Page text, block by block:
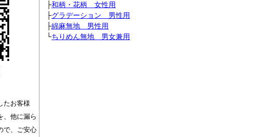
たお客様
、他に漏ら
で、ご安心
├和柄・花柄 女性用
├グラデーション 男性用
├綿麻無地 男性用
└ちりめん無地 男女兼用